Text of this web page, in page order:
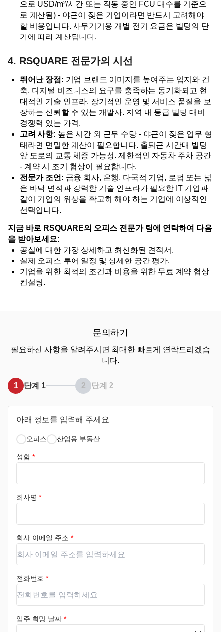
으로 USD/m²/시간 또는 작동 중인 FCU 대수를 기준으
로 계산됨) - 야근이 잦은 기업이라면 반드시 고려해야
할 비용입니다. 사무기기용 개별 전기 요금은 빌딩의 단
가에 따라 계산됩니다.
4. RSQUARE 전문가의 시선
뛰어난 장점: 기업 브랜드 이미지를 높여주는 입지와 건
축. 디지털 비즈니스의 요구를 충족하는 동기화되고 현
대적인 기술 인프라. 장기적인 운영 및 서비스 품질을 보
장하는 신뢰할 수 있는 개발사. 지역 내 동급 빌딩 대비
경쟁력 있는 가격.
고려 사항: 높은 시간 외 근무 수당 - 야근이 잦은 업무 형
태라면 면밀한 계산이 필요합니다. 출퇴근 시간대 빌딩
앞 도로의 교통 체증 가능성. 제한적인 자동차 주차 공간
- 계약 시 조기 협상이 필요합니다.
전문가 조언: 금융 회사, 은행, 다국적 기업, 로펌 또는 넓
은 바닥 면적과 강력한 기술 인프라가 필요한 IT 기업과
같이 기업의 위상을 확고히 해야 하는 기업에 이상적인
선택입니다.
지금 바로 RSQUARE의 오피스 전문가 팀에 연락하여 다음
을 받아보세요:
공실에 대한 가장 상세하고 최신화된 견적서.
실제 오피스 투어 일정 및 상세한 공간 평가.
기업을 위한 최적의 조건과 비용을 위한 무료 계약 협상
컨설팅.
문의하기
필요하신 사항을 알려주시면 최대한 빠르게 연락드리겠습
니다.
1 단계 1 2 단계 2
아래 정보를 입력해 주세요
오피스 산업용 부동산
성함 *
회사명 *
회사 이메일 주소 *
전화번호 *
입주 희망 날짜 *